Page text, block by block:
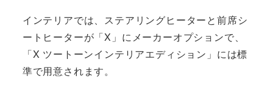
インテリアでは、ステアリングヒーターと前席シ
ートヒーターが「X」にメーカーオプションで、
「X ツートーンインテリアエディション」には標
準で用意されます。